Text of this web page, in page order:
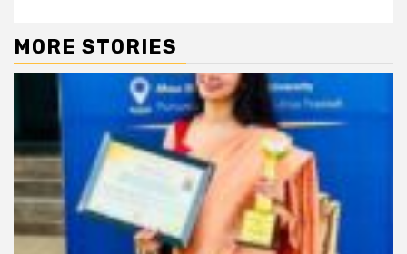
MORE STORIES